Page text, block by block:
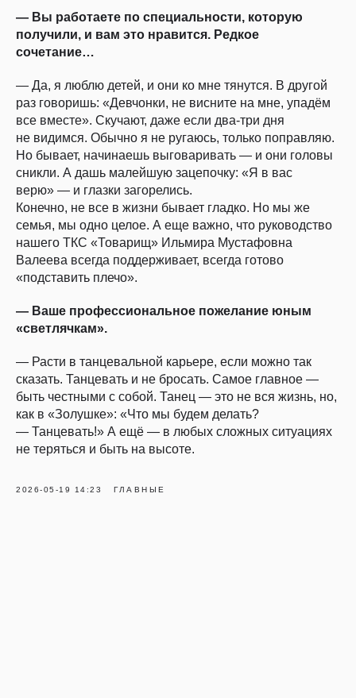
— Вы работаете по специальности, которую
получили, и вам это нравится. Редкое
сочетание…
— Да, я люблю детей, и они ко мне тянутся. В другой
раз говоришь: «Девчонки, не висните на мне, упадём
все вместе». Скучают, даже если два-три дня
не видимся. Обычно я не ругаюсь, только поправляю.
Но бывает, начинаешь выговаривать — и они головы
сникли. А дашь малейшую зацепочку: «Я в вас
верю» — и глазки загорелись.
Конечно, не все в жизни бывает гладко. Но мы же
семья, мы одно целое. А еще важно, что руководство
нашего ТКС «Товарищ» Ильмира Мустафовна
Валеева всегда поддерживает, всегда готово
«подставить плечо».
— Ваше профессиональное пожелание юным
«светлячкам».
— Расти в танцевальной карьере, если можно так
сказать. Танцевать и не бросать. Самое главное —
быть честными с собой. Танец — это не вся жизнь, но,
как в «Золушке»: «Что мы будем делать?
— Танцевать!» А ещё — в любых сложных ситуациях
не теряться и быть на высоте.
2026-05-19 14:23 ГЛАВНЫЕ